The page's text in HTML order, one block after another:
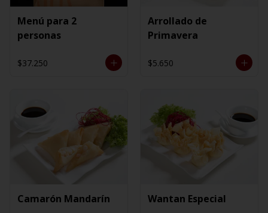
Menú para 2
personas
$37.250
Arrollado de
Primavera
$5.650
Camarón Mandarín Wantan Especial